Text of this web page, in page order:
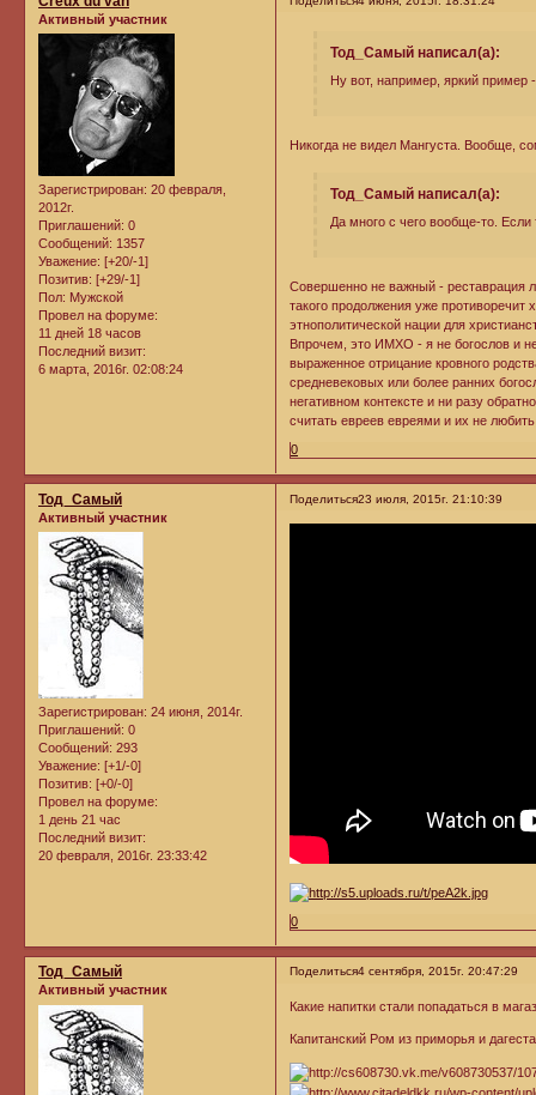
Активный участник
Зарегистрирован: 20 февраля,
2012г.
Приглашений: 0
Сообщений: 1357
Уважение: [+20/-1]
Позитив: [+29/-1]
Пол: Мужской
Провел на форуме:
11 дней 18 часов
Последний визит:
6 марта, 2016г. 02:08:24
Тод_Самый написал(а):
Ну вот, например, яркий пример
Никогда не видел Мангуста. Вообще,
Тод_Самый написал(а):
Да много с чего вообще-то. Если
Совершенно не важный - реставрация
такого продолжения уже противоречит
этнополитической нации для
Впрочем, это ИМХО - я не богослов и
выраженное отрицание кровного
средневековых или более ранних
негативном контексте и ни разу
считать евреев евреями и их не
0
Поделиться23 июля, 2015г. 21:10:39
Тод_Самый
Активный участник
Зарегистрирован: 24 июня, 2014г.
Приглашений: 0
Сообщений: 293
Уважение: [+1/-0]
Позитив: [+0/-0]
Провел на форуме:
1 день 21 час
Последний визит:
20 февраля, 2016г. 23:33:42
0
Поделиться4 сентября, 2015г. 20:47:29
Тод_Самый
Активный участник
Какие напитки стали попадаться в
Капитанский Ром из приморья и